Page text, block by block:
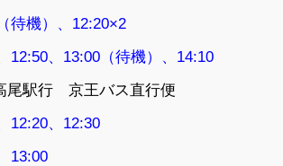
待機）、12:20×2
12:50、13:00（待機）、14:10
尾駅行 京王バス直行便
12:20、12:30